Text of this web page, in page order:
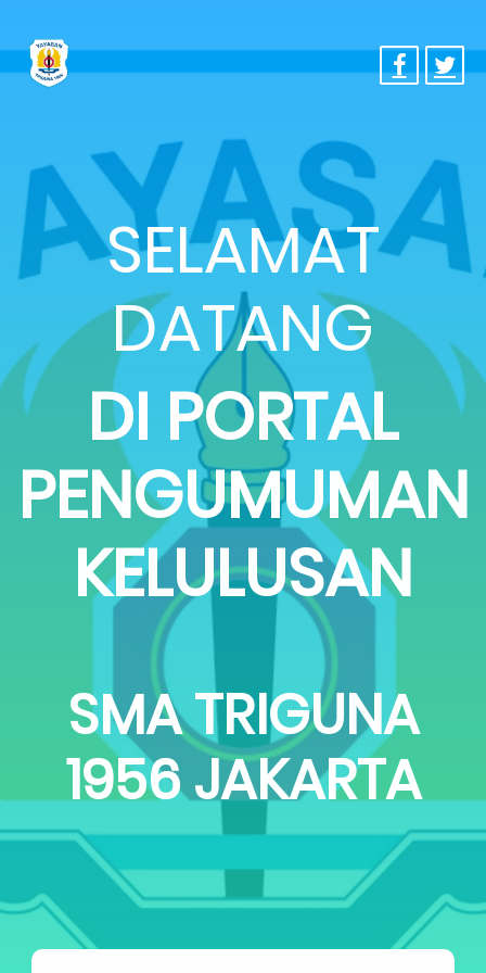
SELAMAT
DATANG
DI PORTAL
PENGUMUMAN
KELULUSAN
SMA TRIGUNA
1956 JAKARTA